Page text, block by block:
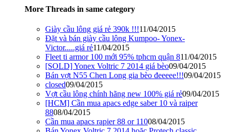
More Threads in same category
Giày cầu lông giá rẻ 390k !!!11/04/2015
Đặt và bán giày cầu lông Kumpoo- Yonex-
Victor.....giá rẻ11/04/2015
Fleet ti armor 100 mới 95% tphcm quận 811/04/2015
[SOLD] Yonex Voltric 7 2014 giá bèo09/04/2015
Bán vợt N55 Chen Long gia bèo đeeeee!!!09/04/2015
closed09/04/2015
Vợt cầu lông chính hãng new 100% giá rẻ09/04/2015
[HCM] Cần mua apacs edge saber 10 và raiper
8808/04/2015
Cần mua apacs rapier 88 or 11008/04/2015